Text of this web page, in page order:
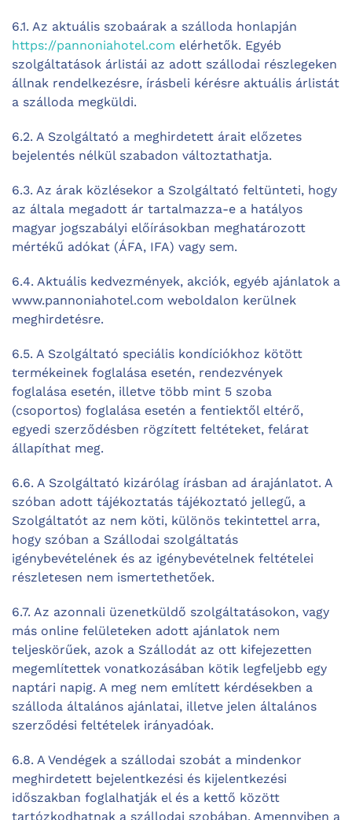
6.1. Az aktuális szobaárak a szálloda honlapján
https://pannoniahotel.com elérhetők. Egyéb
szolgáltatások árlistái az adott szállodai részlegeken
állnak rendelkezésre, írásbeli kérésre aktuális árlistát
a szálloda megküldi.
6.2. A Szolgáltató a meghirdetett árait előzetes
bejelentés nélkül szabadon változtathatja.
6.3. Az árak közlésekor a Szolgáltató feltünteti, hogy
az általa megadott ár tartalmazza-e a hatályos
magyar jogszabályi előírásokban meghatározott
mértékű adókat (ÁFA, IFA) vagy sem.
6.4. Aktuális kedvezmények, akciók, egyéb ajánlatok a
www.pannoniahotel.com weboldalon kerülnek
meghirdetésre.
6.5. A Szolgáltató speciális kondíciókhoz kötött
termékeinek foglalása esetén, rendezvények
foglalása esetén, illetve több mint 5 szoba
(csoportos) foglalása esetén a fentiektől eltérő,
egyedi szerződésben rögzített feltéteket, felárat
állapíthat meg.
6.6. A Szolgáltató kizárólag írásban ad árajánlatot. A
szóban adott tájékoztatás tájékoztató jellegű, a
Szolgáltatót az nem köti, különös tekintettel arra,
hogy szóban a Szállodai szolgáltatás
igénybevételének és az igénybevételnek feltételei
részletesen nem ismertethetőek.
6.7. Az azonnali üzenetküldő szolgáltatásokon, vagy
más online felületeken adott ajánlatok nem
teljeskörűek, azok a Szállodát az ott kifejezetten
megemlítettek vonatkozásában kötik legfeljebb egy
naptári napig. A meg nem említett kérdésekben a
szálloda általános ajánlatai, illetve jelen általános
szerződési feltételek irányadóak.
6.8. A Vendégek a szállodai szobát a mindenkor
meghirdetett bejelentkezési és kijelentkezési
időszakban foglalhatják el és a kettő között
tartózkodhatnak a szállodai szobában. Amennyiben a